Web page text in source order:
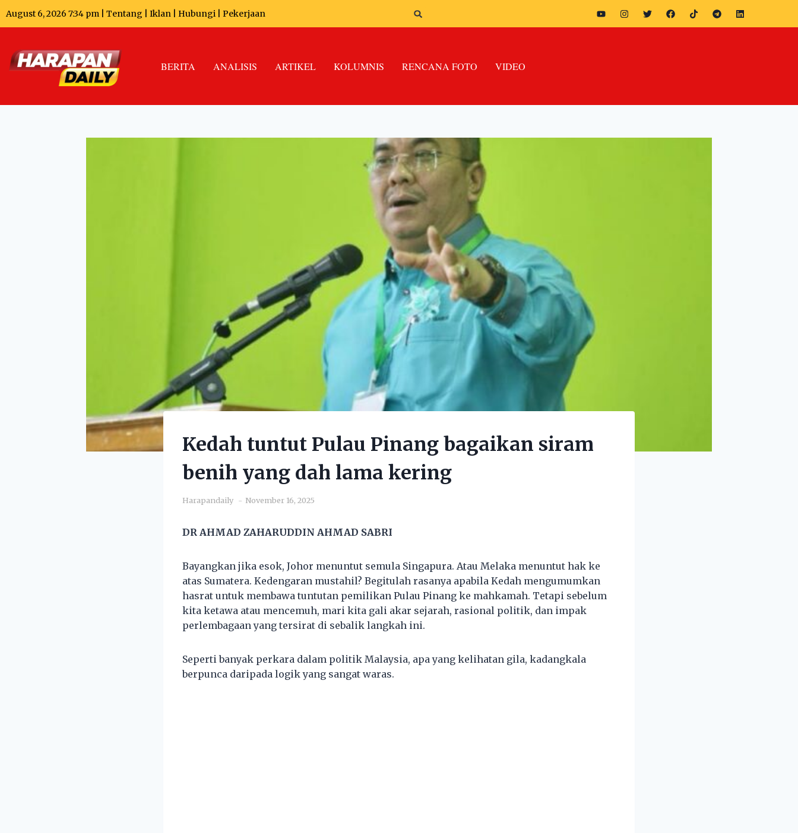
August 6, 2026 7:34 pm | Tentang Iklan Hubungi Pekerjaan
BERITA ANALISIS ARTIKEL KOLUMNIS RENCANA FOTO VIDEO
Kedah tuntut Pulau Pinang bagaikan siram
benih yang dah lama kering
Harapandaily November 16, 2025
DR AHMAD ZAHARUDDIN AHMAD SABRI
Bayangkan jika esok, Johor menuntut semula Singapura. Atau Melaka menuntut hak ke
atas Sumatera. Kedengaran mustahil? Begitulah rasanya apabila Kedah mengumumkan
hasrat untuk membawa tuntutan pemilikan Pulau Pinang ke mahkamah. Tetapi sebelum
kita ketawa atau mencemuh, mari kita gali akar sejarah, rasional politik, dan impak
perlembagaan yang tersirat di sebalik langkah ini.
Seperti banyak perkara dalam politik Malaysia, apa yang kelihatan gila, kadangkala
berpunca daripada logik yang sangat waras.